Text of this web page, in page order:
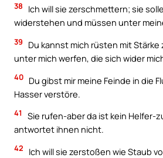
38
Ich will sie zerschmettern; sie
widerstehen und müssen unter
39
Du kannst mich rüsten mit
unter mich werfen, die sich wider
40 Du gibst mir meine Feinde in die
Hasser verstöre.
41
Sie rufen-aber da ist kein Helfer-
antwortet ihnen nicht.
42
Ich will sie zerstoßen wie Staub